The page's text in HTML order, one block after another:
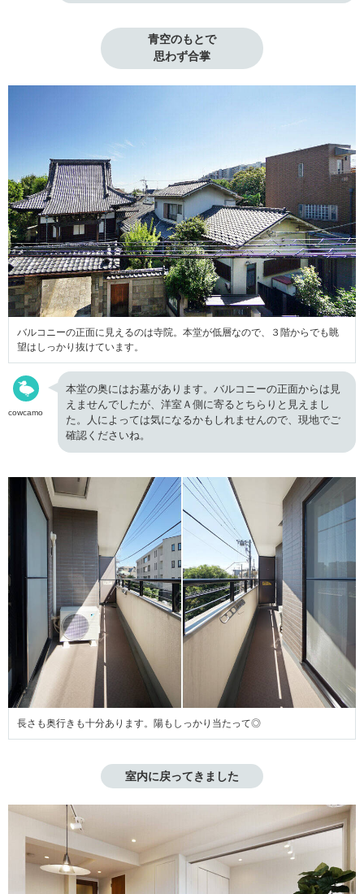
青空のもとで
思わず合掌
バルコニーの正面に見えるのは寺院。本堂が低層なので、３階からでも眺
望はしっかり抜けています。
cowcamo
本堂の奥にはお墓があります。バルコニーの正面からは見
えませんでしたが、洋室Ａ側に寄るとちらりと見えまし
た。人によっては気になるかもしれませんので、現地でご
確認くださいね。
長さも奥行きも十分あります。陽もしっかり当たって◎
室内に戻ってきました